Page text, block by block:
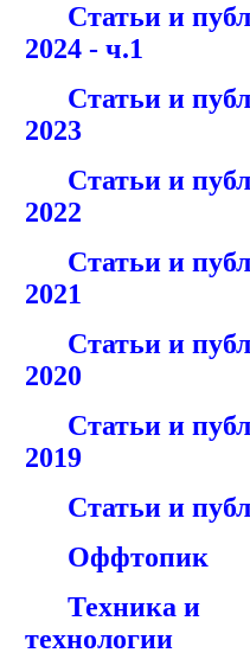
Статьи и
2024 - ч.1
Статьи и
2023
Статьи и
2022
Статьи и
2021
Статьи и
2020
Статьи и
2019
Статьи и
Оффтопик
Техника и
технологии